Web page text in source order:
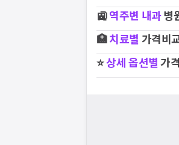
🚉역주변 내과병
🏥치료별 가격비
⭐상세 옵션별가